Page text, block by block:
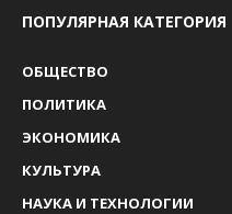
ПОПУЛЯРНАЯ КАТЕГОРИЯ
ОБЩЕСТВО
ПОЛИТИКА
ЭКОНОМИКА
КУЛЬТУРА
НАУКА И ТЕХНОЛОГИИ